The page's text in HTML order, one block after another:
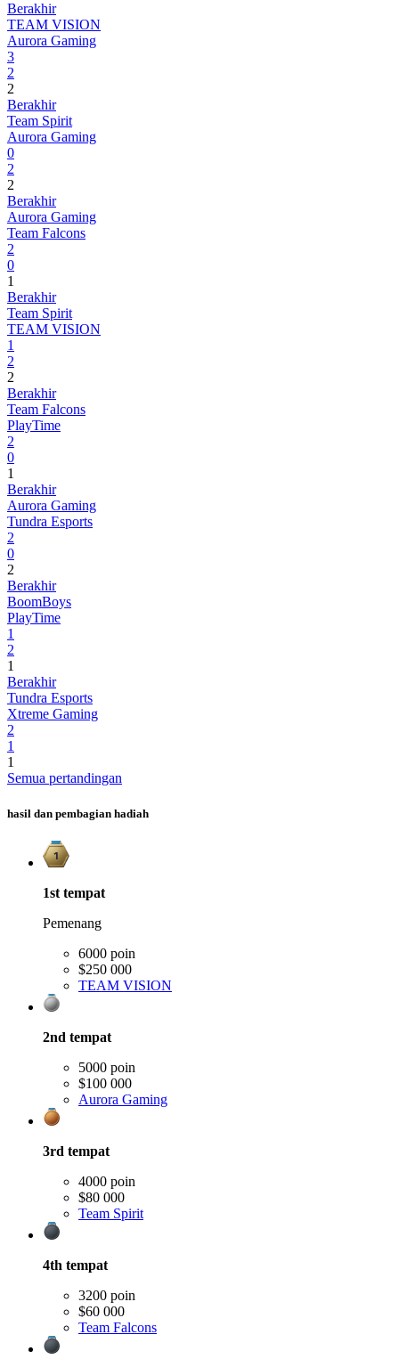
Berakhir
TEAM VISION
Aurora Gaming
3
2
2
Berakhir
Team Spirit
Aurora Gaming
0
2
2
Berakhir
Aurora Gaming
Team Falcons
2
0
1
Berakhir
Team Spirit
TEAM VISION
1
2
2
Berakhir
Team Falcons
PlayTime
2
0
1
Berakhir
Aurora Gaming
Tundra Esports
2
0
2
Berakhir
BoomBoys
PlayTime
1
2
1
Berakhir
Tundra Esports
Xtreme Gaming
2
1
1
Semua pertandingan
hasil dan pembagian hadiah
1st tempat
Pemenang
6000 poin
$250 000
TEAM VISION
2nd tempat
5000 poin
$100 000
Aurora Gaming
3rd tempat
4000 poin
$80 000
Team Spirit
4th tempat
3200 poin
$60 000
Team Falcons